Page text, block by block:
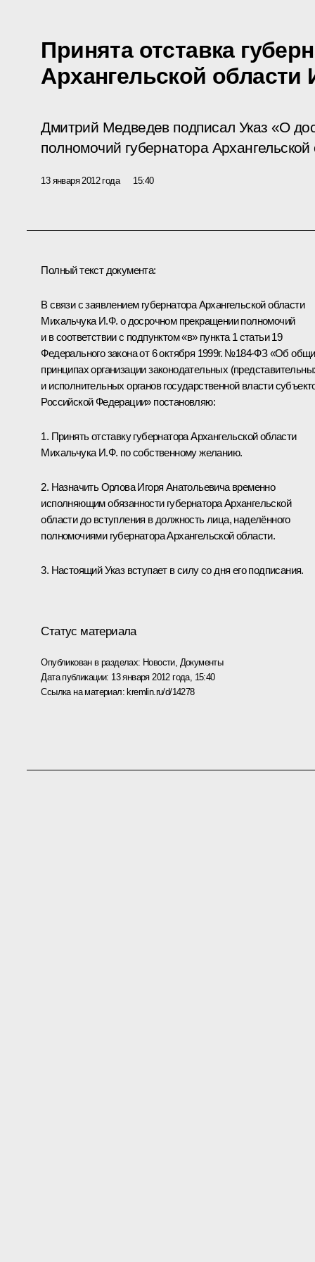
Принята отставка
Архангельской
Дмитрий Медведев подписал Указ «О
полномочий губернатора Архангельской
13 января 2012 года 15:40
Полный текст документа:
В связи с заявлением губернатора Архангельской области
Михальчука И.Ф. о досрочном прекращении полномочий
и в соответствии с подпунктом «в» пункта 1 статьи 19
Федерального закона от 6 октября 1999г. №184-ФЗ «Об
принципах организации законодательных
и исполнительных органов государственной власти
Российской Федерации» постановляю:
1. Принять отставку губернатора Архангельской области
Михальчука И.Ф. по собственному желанию.
2. Назначить Орлова Игоря Анатольевича временно
исполняющим обязанности губернатора Архангельской
области до вступления в должность лица, наделённого
полномочиями губернатора Архангельской области.
3. Настоящий Указ вступает в силу со дня его подписания.
Статус материала
Опубликован в разделах: Новости, Документы
Дата публикации: 13 января 2012 года, 15:40
Ссылка на материал: kremlin.ru/d/14278